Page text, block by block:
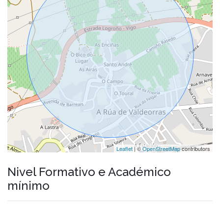
Leaflet | ©OpenStreetMapcontributors
Nivel Formativo e Académico
mínimo